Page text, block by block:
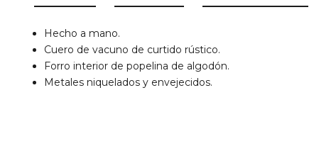
Hecho a mano.
Cuero de vacuno de curtido rústico.
Forro interior de popelina de algodón.
Metales niquelados y envejecidos.